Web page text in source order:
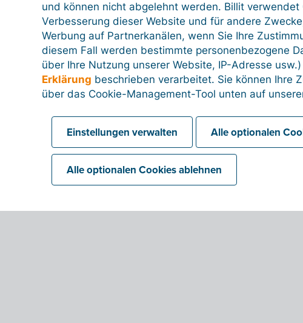
und können nicht abgelehnt werden. Billit verwendet
Verbesserung dieser Website und für andere
Werbung auf Partnerkanälen, wenn Sie Ihre
diesem Fall werden bestimmte personenbezogene
über Ihre Nutzung unserer Website, IP-Adresse
Erklärung beschrieben verarbeitet. Sie können Ihre
über das Cookie-Management-Tool unten auf
Einstellungen verwalten Alle optionalen
Alle optionalen Cookies ablehnen